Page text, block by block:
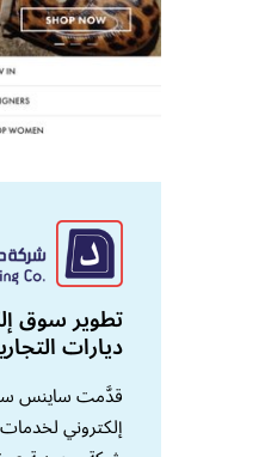
تطوير سوق
ديارات
قدَّمت ساينس
إلكتروني